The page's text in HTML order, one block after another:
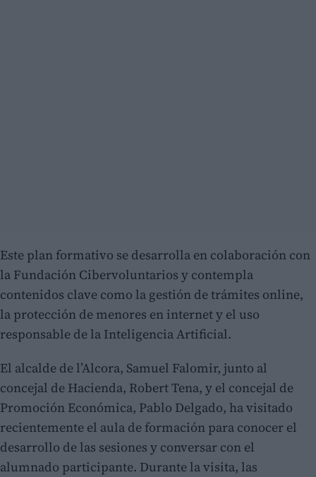
Este plan formativo se desarrolla en colaboración con
la Fundación Cibervoluntarios y contempla
contenidos clave como la gestión de trámites online,
la protección de menores en internet y el uso
responsable de la Inteligencia Artificial.
El alcalde de l’Alcora, Samuel Falomir, junto al
concejal de Hacienda, Robert Tena, y el concejal de
Promoción Económica, Pablo Delgado, ha visitado
recientemente el aula de formación para conocer el
desarrollo de las sesiones y conversar con el
alumnado participante. Durante la visita, las